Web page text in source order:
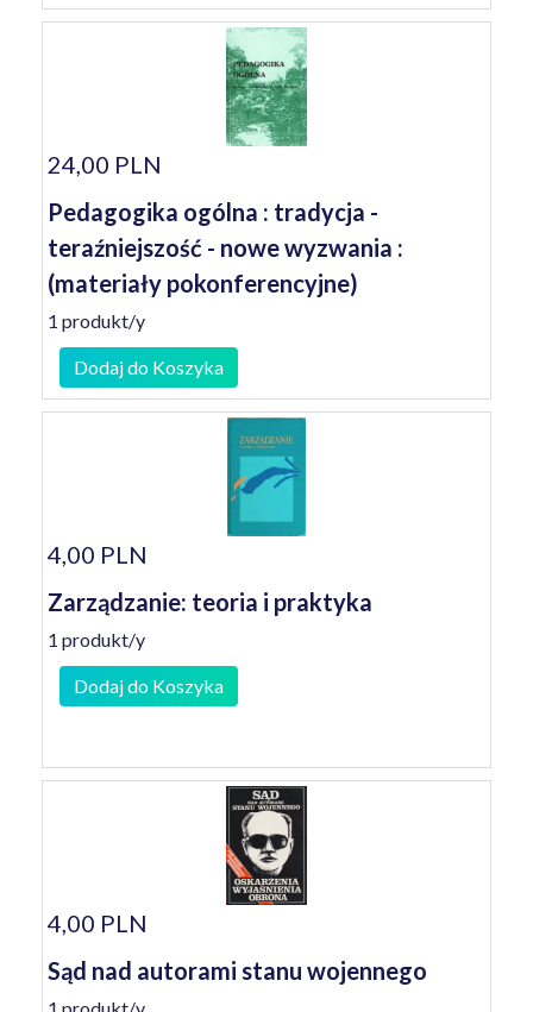
24,00 PLN
Pedagogika ogólna : tradycja -
teraźniejszość - nowe wyzwania :
(materiały pokonferencyjne)
1 produkt/y
Dodaj do Koszyka
4,00 PLN
Zarządzanie: teoria i praktyka
1 produkt/y
Dodaj do Koszyka
4,00 PLN
Sąd nad autorami stanu wojennego